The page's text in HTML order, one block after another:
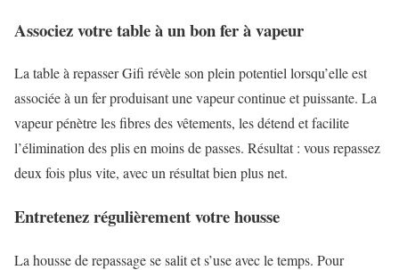
Associez votre table à un bon fer à vapeur
La table à repasser Gifi révèle son plein potentiel lorsqu’elle est
associée à un fer produisant une vapeur continue et puissante. La
vapeur pénètre les fibres des vêtements, les détend et facilite
l’élimination des plis en moins de passes. Résultat : vous repassez
deux fois plus vite, avec un résultat bien plus net.
Entretenez régulièrement votre housse
La housse de repassage se salit et s’use avec le temps. Pour